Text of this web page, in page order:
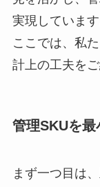
実現しています
ここでは、私
計上の工夫をご
管理SKUを
まず一つ目は、